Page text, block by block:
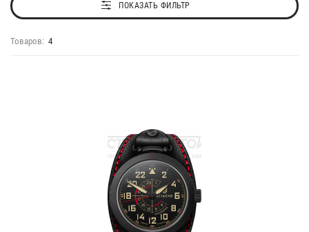
ПОКАЗАТЬ ФИЛЬТР
Товаров: 4